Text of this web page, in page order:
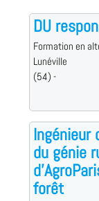
DU
Formation en
Lunéville
(54) -
Ingénieur
du génie
forêt